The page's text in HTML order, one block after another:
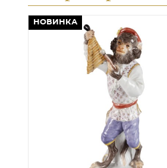
НОВИНКА